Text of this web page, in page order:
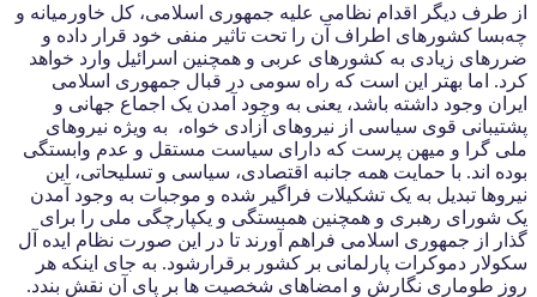
از طرف دیگر اقدام نظامی علیه جمهوری اسلامی، کل خاورمیانه و
چه‌بسا کشورهای اطراف آن را تحت تاثیر منفی خود قرار داده و
ضررهای زیادی به کشورهای عربی و همچنین اسرائیل وارد خواهد
کرد. اما بهتر این است که راه سومی در قبال جمهوری اسلامی
ایران وجود داشته باشد، یعنی به وجود آمدن یک اجماع جهانی و
پشتیبانی قوی سیاسی از نیروهای آزادی خواه، به ویژه نیروهای
ملی گرا و میهن پرست که دارای سیاست مستقل و عدم وابستگی
بوده اند. با حمایت همه جانبه اقتصادی، سیاسی و تسلیحاتی، این
نیروها تبدیل به یک تشکیلات فراگیر شده و موجبات به وجود آمدن
یک شورای رهبری و همچنین همبستگی و یکپارچگی ملی را برای
گذار از جمهوری اسلامی فراهم آورند تا در این صورت نظام ایده آل
سکولار دموکرات پارلمانی بر کشور برقرارشود. به جای اینکه هر
روز طوماری نگارش و امضاهای شخصیت ها بر پای آن نقش بندد.